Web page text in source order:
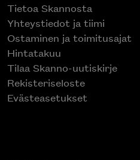
Tietoa Skannosta
Yhteystiedot ja tiimi
Ostaminen ja toimitusajat
Hintatakuu
Tilaa Skanno-uutiskirje
Rekisteriseloste
Evästeasetukset